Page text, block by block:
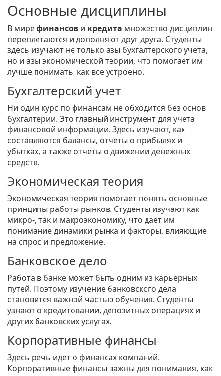
Основные дисциплины
В мирефинансов и кредита множество дисциплин
переплетаются и дополняют друг друга. Студенты
здесь изучают не только азы бухгалтерского учета,
но и азы экономической теории, что помогает им
лучше понимать, как все устроено.
Бухгалтерский учет
Ни один курс по финансам не обходится без основ
бухгалтерии. Это главный инструмент для учета
финансовой информации. Здесь изучают, как
составляются балансы, отчеты о прибылях и
убытках, а также отчеты о движении денежных
средств.
Экономическая теория
Экономическая теория помогает понять основные
принципы работы рынков. Студенты изучают как
микро-, так и макроэкономику, что дает им
понимание динамики рынка и факторы, влияющие
на спрос и предложение.
Банковское дело
Работа в банке может быть одним из карьерных
путей. Поэтому изучение банковского дела
становится важной частью обучения. Студенты
узнают о кредитовании, депозитных операциях и
других банковских услугах.
Корпоративные финансы
Здесь речь идет о финансах компаний.
Корпоративные финансы важны для понимания, как